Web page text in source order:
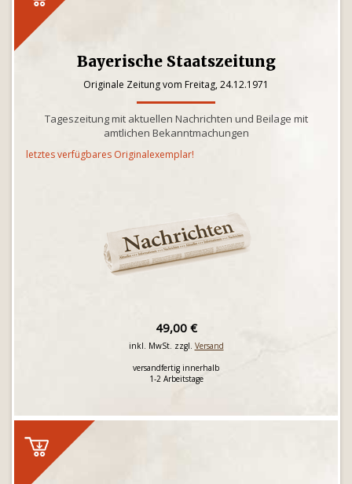
Bayerische Staatszeitung
Originale Zeitung vom Freitag, 24.12.1971
Tageszeitung mit aktuellen Nachrichten und Beilage mit
amtlichen Bekanntmachungen
letztes verfügbares Originalexemplar!
49,00 €
inkl. MwSt. zzgl. Versand
versandfertig innerhalb
1-2 Arbeitstage